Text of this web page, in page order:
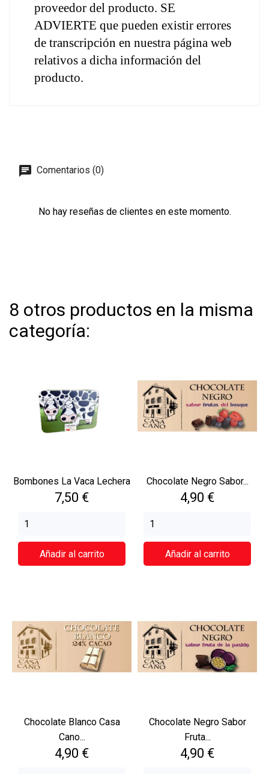
proveedor del producto. SE
ADVIERTE que pueden existir errores
de transcripción en nuestra página web
relativos a dicha información del
producto.
Comentarios (0)
No hay reseñas de clientes en este momento.
8 otros productos en la misma
categoría:
Bombones La Vaca Lechera
Precio
7,50 €
Añadir al carrito
Chocolate Negro Sabor...
Precio
4,90 €
Añadir al carrito
Chocolate Blanco Casa
Cano...
Precio
4,90 €
Chocolate Negro Sabor
Fruta...
Precio
4,90 €